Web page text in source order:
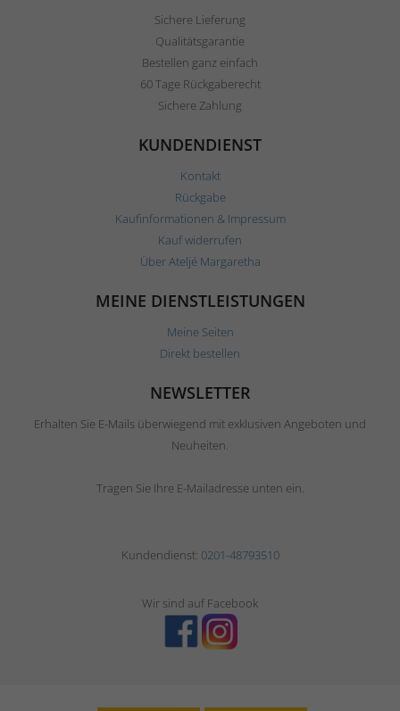
Sichere Lieferung
Qualitätsgarantie
Bestellen ganz einfach
60 Tage Rückgaberecht
Sichere Zahlung
KUNDENDIENST
Kontakt
Rückgabe
Kaufinformationen & Impressum
Kauf widerrufen
Über Ateljé Margaretha
MEINE DIENSTLEISTUNGEN
Meine Seiten
Direkt bestellen
NEWSLETTER
Erhalten Sie E-Mails überwiegend mit exklusiven Angeboten und
Neuheiten.
Tragen Sie Ihre E-Mailadresse unten ein.
Kundendienst: 0201-48793510
Wir sind auf Facebook